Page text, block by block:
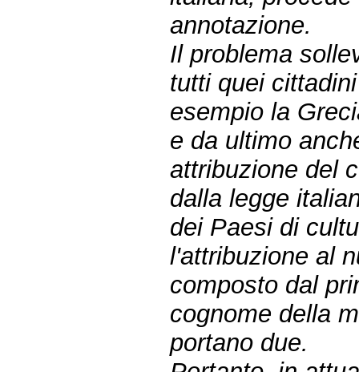
annotazione.
Il problema
tutti quei
esempio la
e da ultimo
attribuzione del
dalla legge
dei Paesi di
l'attribuzione al
composto dal
cognome della
portano due.